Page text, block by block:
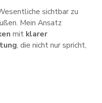
sichtbar zu
Mein Ansatz
mit klarer
, die nicht nur spricht,